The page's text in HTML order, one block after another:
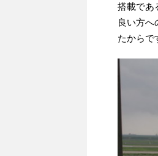
搭載であ
良い方へ
たからで